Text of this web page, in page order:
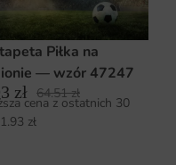
Piłka na
— wzór 47247
zł 64.51zł
cena z ostatnich 30
zł